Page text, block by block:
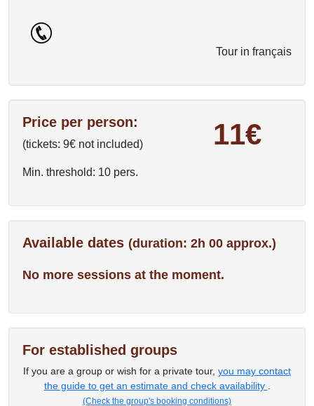
Tour in français
Price per person:
(tickets: 9€ not included)
Min. threshold: 10 pers.
11€
Available dates (duration: 2h 00 approx.)
No more sessions at the moment.
For established groups
If you are a group or wish for a private tour, you may contact
the guide to get an estimate and check availability
(Check the group's booking conditions)